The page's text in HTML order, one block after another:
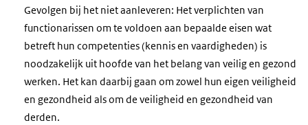
Gevolgen bij het niet aanleveren: Het verplichten van
functionarissen om te voldoen aan bepaalde eisen wat
betreft hun competenties (kennis en vaardigheden) is
noodzakelijk uit hoofde van het belang van veilig en gezond
werken. Het kan daarbij gaan om zowel hun eigen veiligheid
en gezondheid als om de veiligheid en gezondheid van
derden.